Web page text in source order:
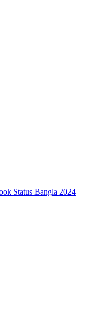
Status Bangla 2024